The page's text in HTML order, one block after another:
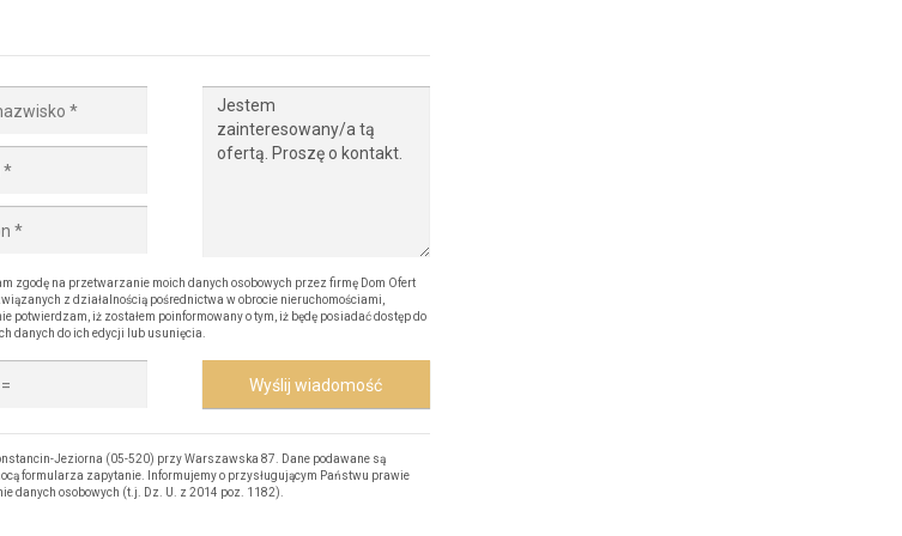
zgodę na przetwarzanie moich danych osobowych przez firmę Dom Ofert
z działalnością pośrednictwa w obrocie nieruchomościami,
potwierdzam, iż zostałem poinformowany o tym, iż będę posiadać dostęp do
danych do ich edycji lub usunięcia.
Wyślij wiadomość
Jeziorna (05-520) przy Warszawska 87. Dane podawane są
formularza zapytanie. Informujemy o przysługującym Państwu prawie
danych osobowych (t.j. Dz. U. z 2014 poz. 1182).